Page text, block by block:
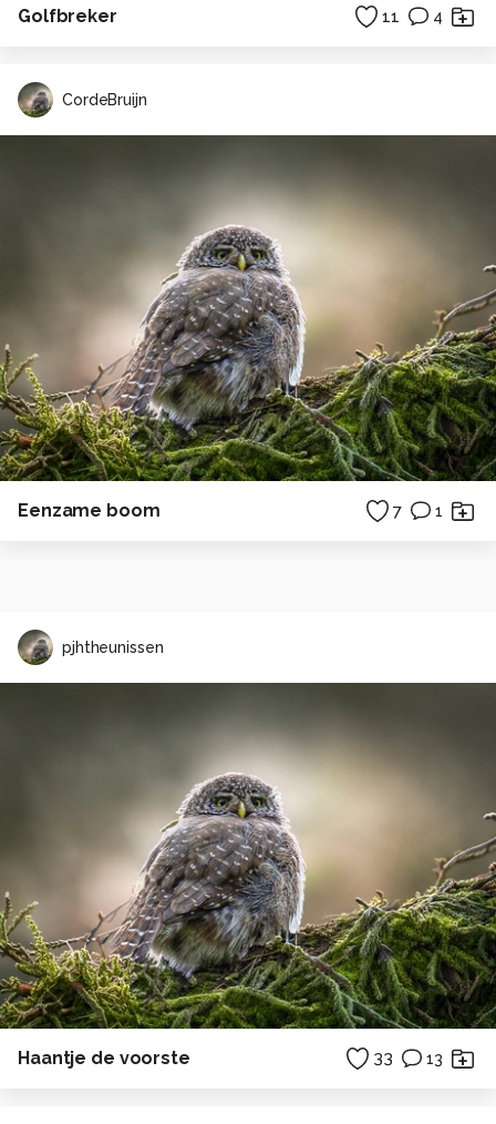
Golfbreker 11 4
CordeBruijn
Eenzame boom 7 1
pjhtheunissen
Haantje de voorste 33 13